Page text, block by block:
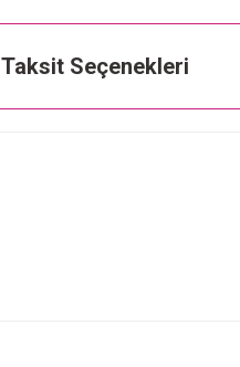
Taksit Seçenekleri